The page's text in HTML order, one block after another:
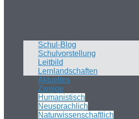
Schul-Blog
Schulvorstellung
Leitbild
Lernlandschaften
Aktuelles
Zweige
Humanistisch
Neusprachlich
Naturwissenschaftlich